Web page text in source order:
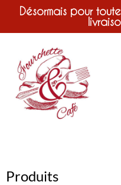
Désormais pour
Produits